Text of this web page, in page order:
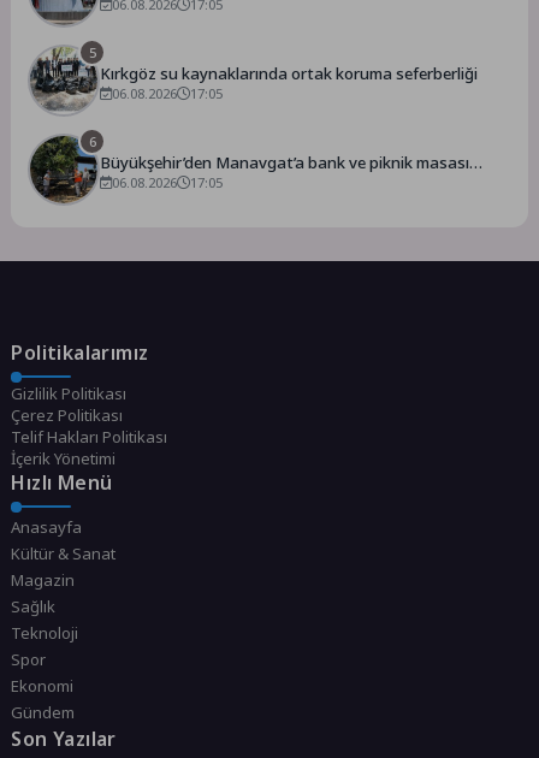
06.08.2026 17:05
5
Kırkgöz su kaynaklarında ortak koruma seferberliği
06.08.2026 17:05
6
Büyükşehir’den Manavgat’a bank ve piknik masası
desteği
06.08.2026 17:05
Politikalarımız
Gizlilik Politikası
Çerez Politikası
Telif Hakları Politikası
İçerik Yönetimi
Hızlı Menü
Anasayfa
Kültür & Sanat
Magazin
Sağlık
Teknoloji
Spor
Ekonomi
Gündem
Son Yazılar